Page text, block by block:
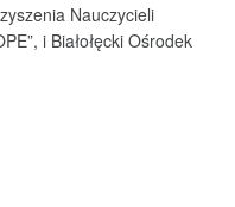
Nauczycieli
i Białołęcki Ośrodek